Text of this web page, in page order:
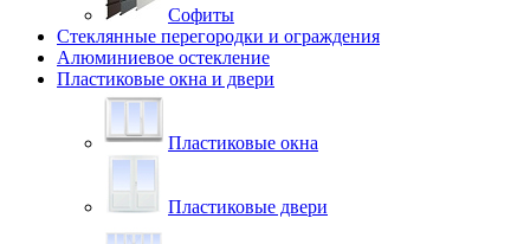
Софиты
Стеклянные перегородки и ограждения
Алюминиевое остекление
Пластиковые окна и двери
Пластиковые окна
Пластиковые двери